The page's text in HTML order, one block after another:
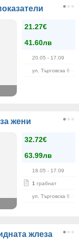
21.27€
41.60лв
20.05 - 17.09
ул. Търговска 6 - 8
жени
32.72€
63.99лв
18.05 - 17.09
1 грабнат
ул. Търговска 6 - 8
жлеза